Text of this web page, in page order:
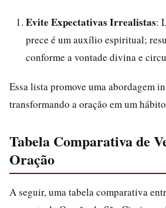
Evite Expectativas Irrealistas:
prece é um auxílio espiritual;
conforme a vontade divina e
Essa lista promove uma abordagem
transformando a oração em um
Tabela Comparativa de
Oração
A seguir, uma tabela comparativa